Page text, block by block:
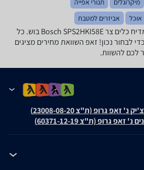
מיקרוגלים
תנורי אפייה
אוכל אביזרים למטבח
לפניכם מפרט טכני של מדיח כלים ‏צר Bosch SPS2HKI58E בוש. כל
לבחור נכון! זאפ השוואת מחירים מציגים
לכם להשוות.
גרופ (ת"צ 23008-08-20)
גרופ (ת"צ 60371-12-19)